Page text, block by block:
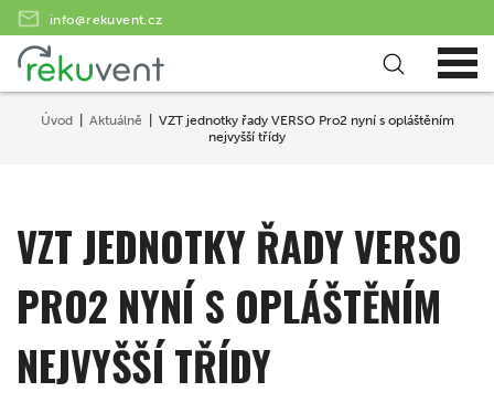
info@rekuvent.cz
Úvod Aktuálně
VZT jednotky řady VERSO Pro2 nyní s opláštěním
nejvyšší třídy
VZT JEDNOTKY ŘADY VERSO
PRO2 NYNÍ S OPLÁŠTĚNÍM
NEJVYŠŠÍ TŘÍDY